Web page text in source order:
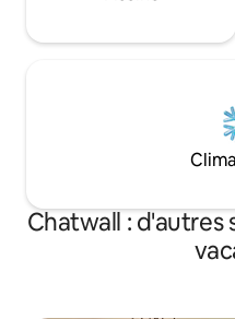
Chatwall : d'autres